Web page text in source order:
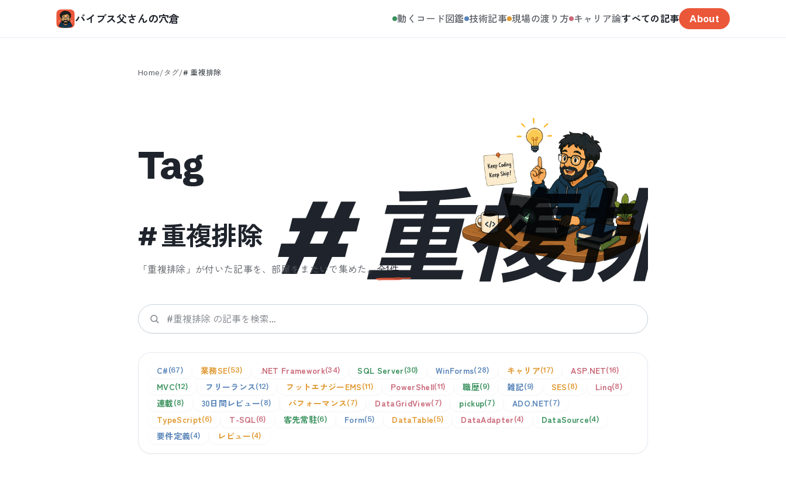
バイブス父さんの穴倉 動くコード図鑑 技術記事 現場の渡り方 キャリア論すべての記事 About
Home/タグ/# 重複排除
#重複排除
Tag
#重複排除
「重複排除 」が付いた記事を、部屋をまたいで集めた。全1件。
検索
C# 67 業務SE 53 .NET Framework 34 SQL Server 30 WinForms 28 キャリア 17 ASP.NET 16
MVC 12 フリーランス 12 フットエナジーEMS 11 PowerShell 11 職歴 9 雑記 9 SES 8 Linq 8
連載 8 30日間レビュー 8 パフォーマンス 7 DataGridView 7 pickup 7 ADO.NET 7
TypeScript 6 T-SQL 6 客先常駐 6 Form 5 DataTable 5 DataAdapter 4 DataSource 4
要件定義 4 レビュー 4